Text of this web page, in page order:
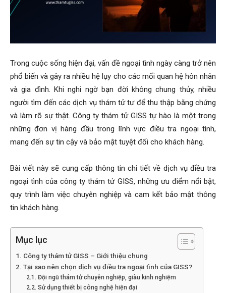
Phong,
thám
Giss
Trong cuộc sống hiện đại, vấn đề ngoại tình ngày càng trở nên
phổ biến và gây ra nhiều hệ lụy cho các mối quan hệ hôn nhân
và gia đình. Khi nghi ngờ bạn đời không chung thủy, nhiều
người tìm đến các dịch vụ thám tử tư để thu thập bằng chứng
và làm rõ sự thật. Công ty thám tử GISS tự hào là một trong
những đơn vị hàng đầu trong lĩnh vực điều tra ngoại tình,
mang đến sự tin cậy và bảo mật tuyệt đối cho khách hàng.
Bài viết này sẽ cung cấp thông tin chi tiết về dịch vụ điều tra
ngoại tình của công ty thám tử GISS, những ưu điểm nổi bật,
quy trình làm việc chuyên nghiệp và cam kết bảo mật thông
tin khách hàng.
Mục lục
Công ty thám tử GISS – Giới thiệu chung
Tại sao nên chọn dịch vụ điều tra ngoại tình của GISS?
Đội ngũ thám tử chuyên nghiệp, giàu kinh nghiệm
Sử dụng thiết bị công nghệ hiện đại